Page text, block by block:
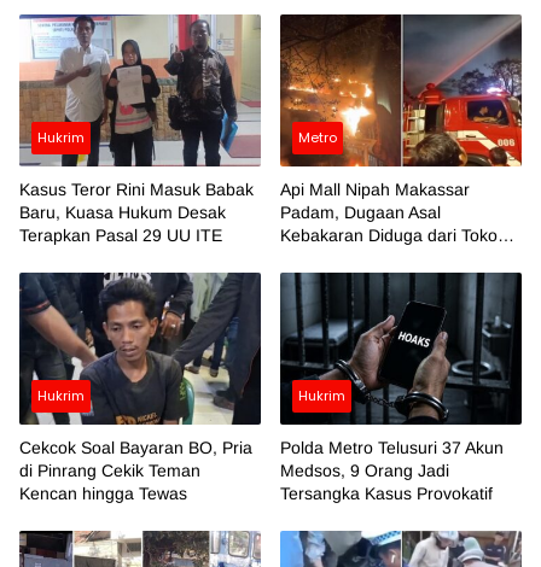
Hukrim
Kasus Teror Rini Masuk Babak
Baru, Kuasa Hukum Desak
Terapkan Pasal 29 UU ITE
Metro
Api Mall Nipah Makassar
Padam, Dugaan Asal
Kebakaran Diduga dari Toko
Hukrim
Cekcok Soal Bayaran BO, Pria
di Pinrang Cekik Teman
Kencan hingga Tewas
Hukrim
Polda Metro Telusuri 37 Akun
Medsos, 9 Orang Jadi
Tersangka Kasus Provokatif